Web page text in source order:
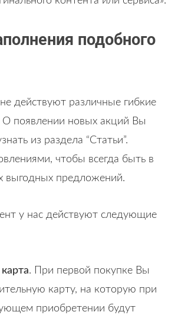
подобного
действуют различные гибкие
О появлении новых акций Вы
из раздела “Статьи”.
чтобы всегда быть в
выгодных предложений.
у нас действуют следующие
. При первой покупке Вы
карту, на которую при
приобретении будут